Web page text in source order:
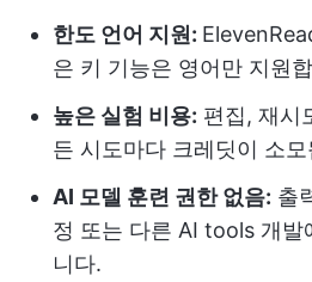
한도 언어 지원:
은 키 기능은 영어만 지원
높은 실험 비용: 편집, 재시
든 시도마다 크레딧이 소
AI 모델 훈련 권한 없음: 출
정 또는 다른 AI tools 개발
니다.